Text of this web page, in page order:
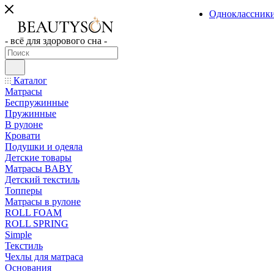
- всё для здорового сна -
Каталог
Матрасы
Беспружинные
Пружинные
В рулоне
Кровати
Подушки и одеяла
Детские товары
Матрасы BABY
Детский текстиль
Топперы
Матрасы в рулоне
ROLL FOAM
ROLL SPRING
Simple
Текстиль
Чехлы для матраса
Основания